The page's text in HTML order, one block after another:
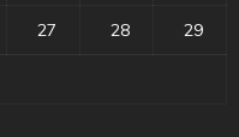
27 28 29